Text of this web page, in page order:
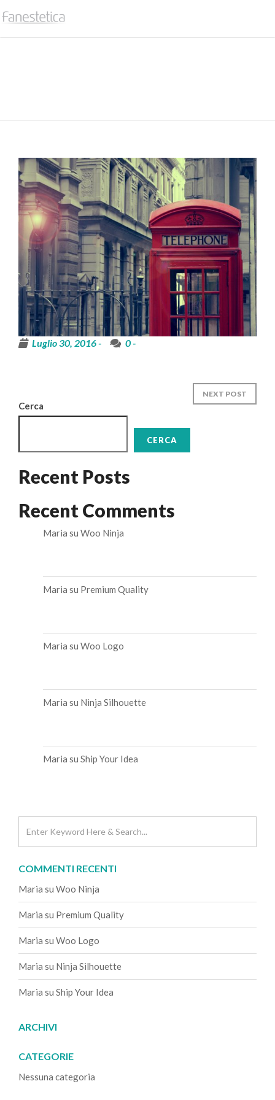
Luglio 30, 2016 - 0-
NEXT POST
Cerca
CERCA
Recent Posts
Recent Comments
Maria su Woo Ninja
Maria su Premium Quality
Maria su Woo Logo
Maria su Ninja Silhouette
Maria su Ship Your Idea
COMMENTI RECENTI
Maria su Woo Ninja
Maria su Premium Quality
Maria su Woo Logo
Maria su Ninja Silhouette
Maria su Ship Your Idea
ARCHIVI
CATEGORIE
Nessuna categoria